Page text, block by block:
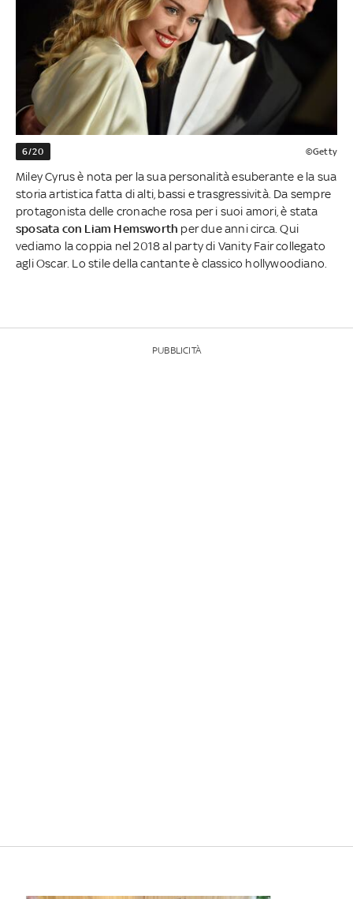
6/20 ©Getty
Miley Cyrus è nota per la sua personalità esuberante e la sua
storia artistica fatta di alti, bassi e trasgressività. Da sempre
protagonista delle cronache rosa per i suoi amori, è stata
sposata con Liam Hemsworth per due anni circa. Qui
vediamo la coppia nel 2018 al party di Vanity Fair collegato
agli Oscar. Lo stile della cantante è classico hollywoodiano.
PUBBLICITÀ